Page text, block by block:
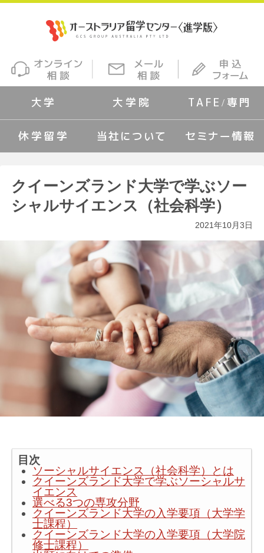
大学 大学院 TAFE/専門
休学留学 当社について セミナー情報
クイーンズランド大学で学ぶソー
シャルサイエンス（社会科学）
2021年10月3日
目次
ソーシャルサイエンス（社会科学）とは
クイーンズランド大学で学ぶソーシャルサ
イエンス
選べる3つの専攻分野
クイーンズランド大学の入学要項（大学学
士課程）
クイーンズランド大学の入学要項（大学院
修士課程）